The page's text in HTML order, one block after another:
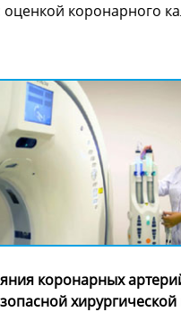
коронарного
коронарных